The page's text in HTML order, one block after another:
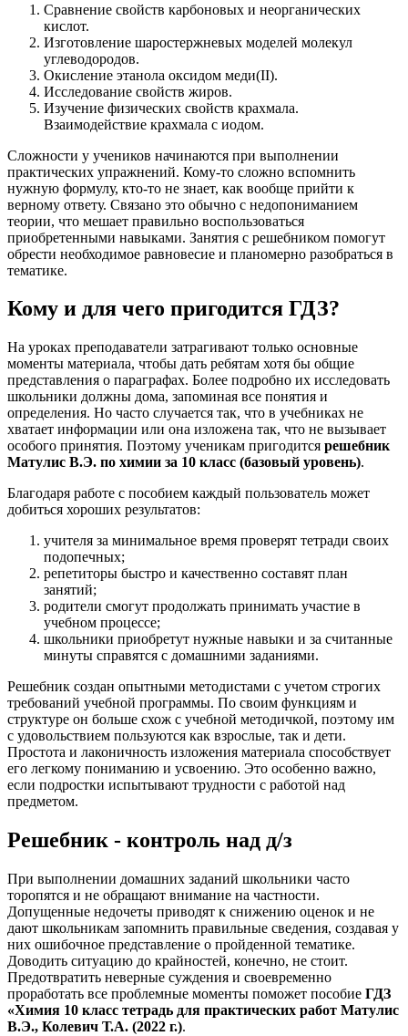
Сравнение свойств карбоновых и неорганических
кислот.
Изготовление шаростержневых моделей молекул
углеводородов.
Окисление этанола оксидом меди(II).
Исследование свойств жиров.
Изучение физических свойств крахмала.
Взаимодействие крахмала с иодом.
Сложности у учеников начинаются при выполнении
практических упражнений. Кому-то сложно вспомнить
нужную формулу, кто-то не знает, как вообще прийти к
верному ответу. Связано это обычно с недопониманием
теории, что мешает правильно воспользоваться
приобретенными навыками. Занятия с решебником помогут
обрести необходимое равновесие и планомерно разобраться в
тематике.
Кому и для чего пригодится ГДЗ?
На уроках преподаватели затрагивают только основные
моменты материала, чтобы дать ребятам хотя бы общие
представления о параграфах. Более подробно их исследовать
школьники должны дома, запоминая все понятия и
определения. Но часто случается так, что в учебниках не
хватает информации или она изложена так, что не вызывает
особого принятия. Поэтому ученикам пригодится решебник
Матулис В.Э. по химии за 10 класс (базовый уровень).
Благодаря работе с пособием каждый пользователь может
добиться хороших результатов:
учителя за минимальное время проверят тетради своих
подопечных;
репетиторы быстро и качественно составят план
занятий;
родители смогут продолжать принимать участие в
учебном процессе;
школьники приобретут нужные навыки и за считанные
минуты справятся с домашними заданиями.
Решебник создан опытными методистами с учетом строгих
требований учебной программы. По своим функциям и
структуре он больше схож с учебной методичкой, поэтому им
с удовольствием пользуются как взрослые, так и дети.
Простота и лаконичность изложения материала способствует
его легкому пониманию и усвоению. Это особенно важно,
если подростки испытывают трудности с работой над
предметом.
Решебник - контроль над д/з
При выполнении домашних заданий школьники часто
торопятся и не обращают внимание на частности.
Допущенные недочеты приводят к снижению оценок и не
дают школьникам запомнить правильные сведения, создавая у
них ошибочное представление о пройденной тематике.
Доводить ситуацию до крайностей, конечно, не стоит.
Предотвратить неверные суждения и своевременно
проработать все проблемные моменты поможет пособие ГДЗ
«Химия 10 класс тетрадь для практических работ Матулис
В.Э., Колевич Т.А. (2022 г.).